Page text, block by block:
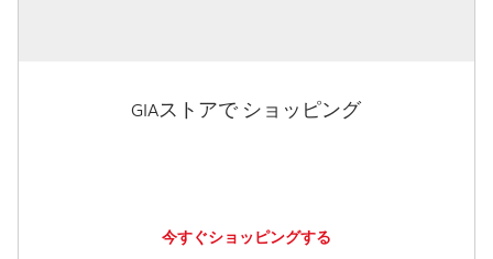
GIAストアで ショッピング
今すぐショッピングする